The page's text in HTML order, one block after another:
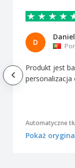
D
Produkt jest
personalizacja
Automatyczne
Pokaż